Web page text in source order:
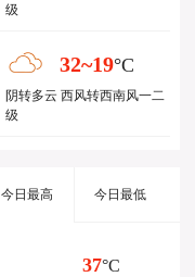
级
32~19°C
阴转多云 西风转西南风一二
级
今日最高 今日最低
37°C